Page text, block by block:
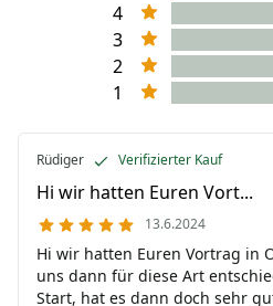
4
3
2
1
Rüdiger Verifizierter Kauf
Hi wir hatten Euren Vort...
13.6.2024
Hi wir hatten Euren Vortrag in
uns dann für diese Art
Start, hat es dann doch sehr